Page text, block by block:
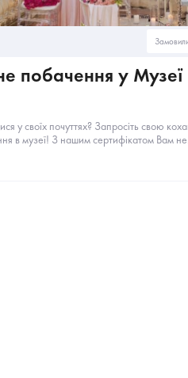
побачення у Музеї
у своїх почуттях? Запросіть свою
в музеї! З нашим сертифікатом Вам